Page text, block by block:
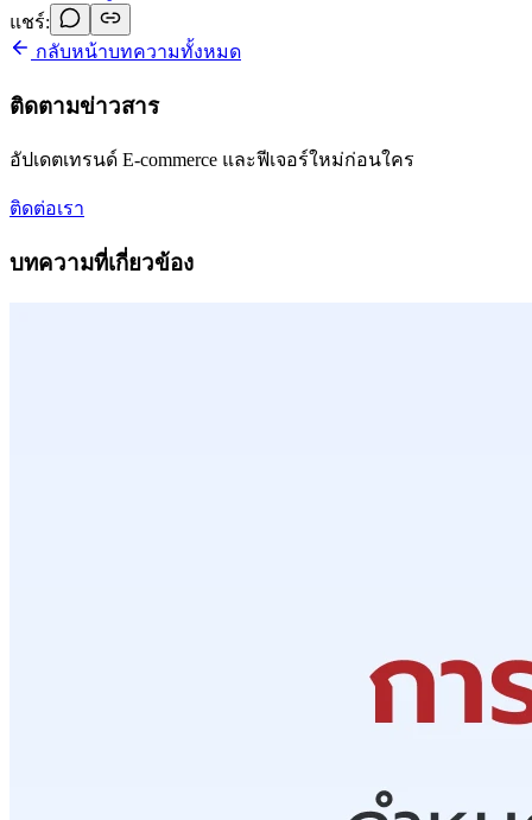
แชร์:
กลับหน้าบทความทั้งหมด
ติดตามข่าวสาร
อัปเดตเทรนด์ E-commerce และฟีเจอร์ใหม่ก่อนใคร
ติดต่อเรา
บทความที่เกี่ยวข้อง